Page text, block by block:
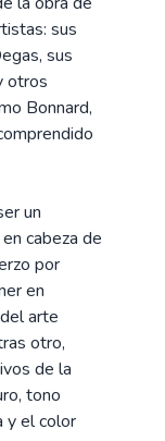
sus
sus
otros
Bonnard,
un
cabeza de
por
en
arte
otro,
de la
tono
y el color